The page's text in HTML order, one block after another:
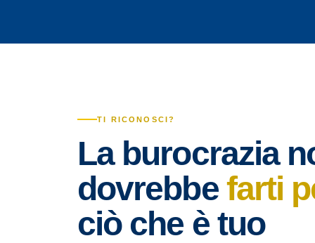
TI RICONOSCI?
La burocrazia
dovrebbe farti
ciò che è tuo